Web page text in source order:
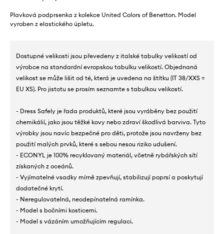
Plavková podprsenka z kolekce United Colors of Benetton. Model
vyroben z elastického úpletu.
Dostupné velikosti jsou převedeny z italské tabulky velikostí od
výrobce na standardní evropskou tabulku velikostí. Objednaná
velikost se může lišit od té, která je uvedena na štítku (IT 38/XXS =
EU XS). Pro jistotu se prosím seznamte s tabulkou velikostí.
- Dress Safely je řada produktů, které jsou vyráběny bez použití
chemikálií, jako jsou těžké kovy nebo zdraví škodlivá barviva. Tyto
výrobky jsou navíc bezpečné pro děti, protože jsou navrženy bez
použití malých prvků, které s sebou nesou riziko udušení.
- ECONYL je 100% recyklovaný materiál, včetně rybářských sítí
získaných z oceánů.
- Vyjímatelné vsadky mírně zpevňují, stabilizují poprsí a poskytují
dodatečné krytí.
- Neregulovatelná, neodepínatelná ramínka.
- Model s bočními kosticemi.
- Model s vázáním umožňujícím regulaci.